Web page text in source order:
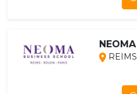
REIMS